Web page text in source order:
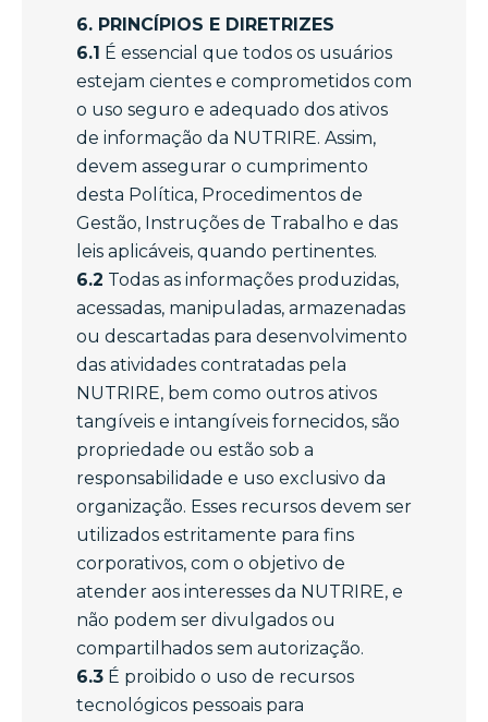
6. PRINCÍPIOS E DIRETRIZES
6.1 É essencial que todos os usuários
estejam cientes e comprometidos com
o uso seguro e adequado dos ativos
de informação da NUTRIRE. Assim,
devem assegurar o cumprimento
desta Política, Procedimentos de
Gestão, Instruções de Trabalho e das
leis aplicáveis, quando pertinentes.
6.2 Todas as informações produzidas,
acessadas, manipuladas, armazenadas
ou descartadas para desenvolvimento
das atividades contratadas pela
NUTRIRE, bem como outros ativos
tangíveis e intangíveis fornecidos, são
propriedade ou estão sob a
responsabilidade e uso exclusivo da
organização. Esses recursos devem ser
utilizados estritamente para fins
corporativos, com o objetivo de
atender aos interesses da NUTRIRE, e
não podem ser divulgados ou
compartilhados sem autorização.
6.3 É proibido o uso de recursos
tecnológicos pessoais para